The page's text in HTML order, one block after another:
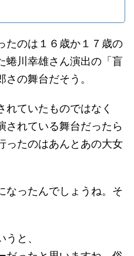
たのは１６歳か１７歳の
蜷川幸雄さん演出の「盲
の舞台だそう。
れていたものではなく
されている舞台だったら
ったのはあんとあの大女
なったんでしょうね。そ
と、